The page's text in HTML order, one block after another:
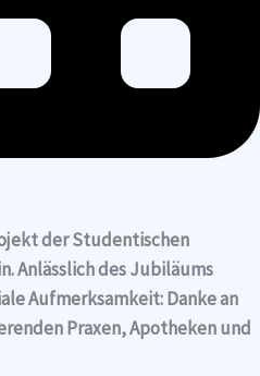
der Studentischen
Anlässlich des Jubiläums
Aufmerksamkeit: Danke an
Praxen, Apotheken und